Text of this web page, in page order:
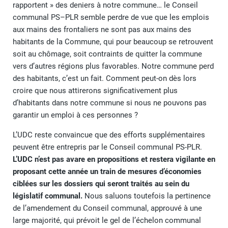
rapportent » des deniers à notre commune… le Conseil
communal PS–PLR semble perdre de vue que les emplois
aux mains des frontaliers ne sont pas aux mains des
habitants de la Commune, qui pour beaucoup se retrouvent
soit au chômage, soit contraints de quitter la commune
vers d’autres régions plus favorables. Notre commune perd
des habitants, c’est un fait. Comment peut-on dès lors
croire que nous attirerons significativement plus
d’habitants dans notre commune si nous ne pouvons pas
garantir un emploi à ces personnes ?
L’UDC reste convaincue que des efforts supplémentaires
peuvent être entrepris par le Conseil communal PS-PLR.
L’UDC n’est pas avare en propositions et restera vigilante en
proposant cette année un train de mesures d’économies
ciblées sur les dossiers qui seront traités au sein du
législatif communal. Nous saluons toutefois la pertinence
de l’amendement du Conseil communal, approuvé à une
large majorité, qui prévoit le gel de l’échelon communal